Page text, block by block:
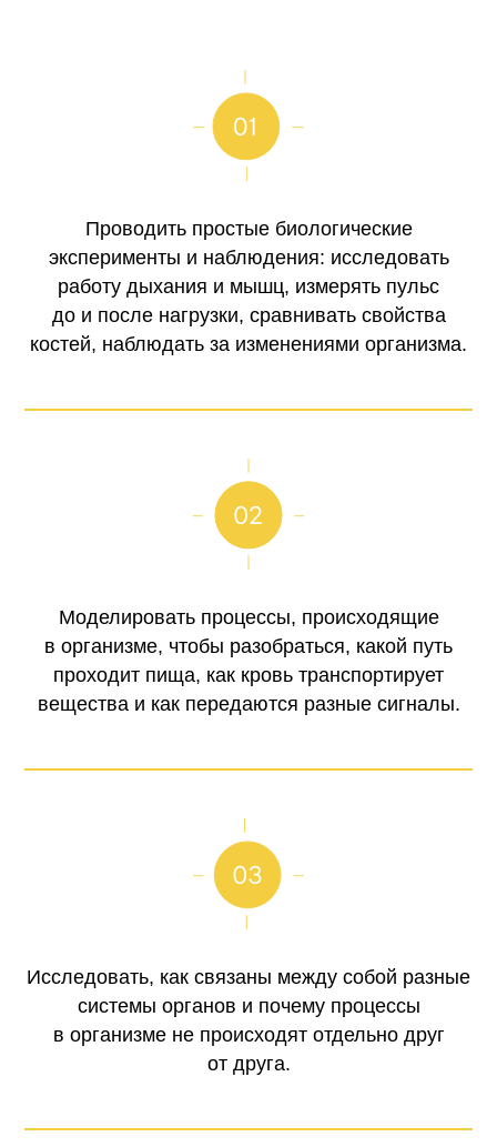
Проводить простые биологические
эксперименты и наблюдения: исследовать
работу дыхания и мышц, измерять пульс
до и после нагрузки, сравнивать свойства
костей, наблюдать за изменениями организма.
Моделировать процессы, происходящие
в организме, чтобы разобраться, какой путь
проходит пища, как кровь транспортирует
вещества и как передаются разные сигналы.
Исследовать, как связаны между собой разные
системы органов и почему процессы
в организме не происходят отдельно друг
от друга.